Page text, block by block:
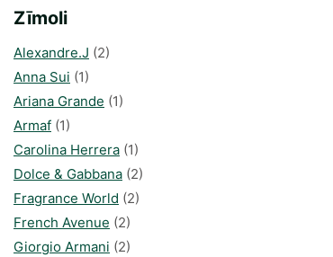
Zīmoli
Alexandre.J (2)
Anna Sui (1)
Ariana Grande (1)
Armaf (1)
Carolina Herrera (1)
Dolce & Gabbana (2)
Fragrance World (2)
French Avenue (2)
Giorgio Armani (2)